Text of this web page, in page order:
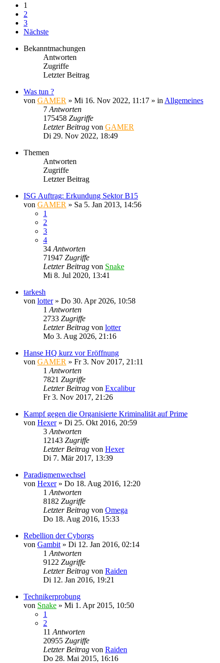
1
2
3
Nächste
Bekanntmachungen
Antworten
Zugriffe
Letzter Beitrag
Was tun ?
von GAMER » Mi 16. Nov 2022, 11:17 » in Allgemeines
7 Antworten
175458 Zugriffe
Letzter Beitrag von GAMER
Di 29. Nov 2022, 18:49
Themen
Antworten
Zugriffe
Letzter Beitrag
ISG Auftrag: Erkundung Sektor B15
von GAMER » Sa 5. Jan 2013, 14:56
1
2
3
4
34 Antworten
71947 Zugriffe
Letzter Beitrag von Snake
Mi 8. Jul 2020, 13:41
tarkesh
von lotter» Do 30. Apr 2026, 10:58
1 Antworten
2733 Zugriffe
Letzter Beitrag von lotter
Mo 3. Aug 2026, 21:16
Hanse HQ kurz vor Eröffnung
von GAMER » Fr 3. Nov 2017, 21:11
1 Antworten
7821 Zugriffe
Letzter Beitrag von Excalibur
Fr 3. Nov 2017, 21:26
Kampf gegen die Organisierte Kriminalität auf Prime
von Hexer» Di 25. Okt 2016, 20:59
3 Antworten
12143 Zugriffe
Letzter Beitrag von Hexer
Di 7. Mär 2017, 13:39
Paradigmenwechsel
von Hexer» Do 18. Aug 2016, 12:20
1 Antworten
8182 Zugriffe
Letzter Beitrag von Omega
Do 18. Aug 2016, 15:33
Rebellion der Cyborgs
von Gambit » Di 12. Jan 2016, 02:14
1 Antworten
9122 Zugriffe
Letzter Beitrag von Raiden
Di 12. Jan 2016, 19:21
Technikerprobung
von Snake » Mi 1. Apr 2015, 10:50
1
2
11 Antworten
20955 Zugriffe
Letzter Beitrag von Raiden
Do 28. Mai 2015, 16:16